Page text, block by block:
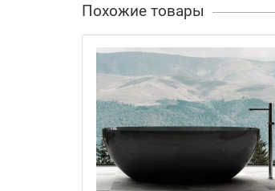
Похожие товары